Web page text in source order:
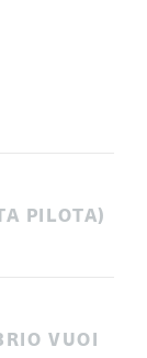
PILOTA)
VUOI